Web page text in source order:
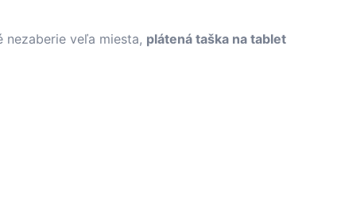
veľa miesta, plátená taška na tablet